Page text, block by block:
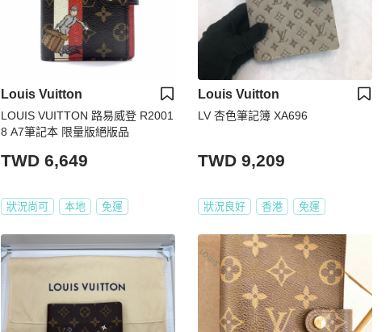
Louis Vuitton
LOUIS VUITTON 路易威登 R2001
8 A7筆記本 限量版絕版品
TWD 6,649
狀況尚可 本地 免運
Louis Vuitton
LV 杏色筆記簿 XA696
TWD 9,209
狀況良好 香港 免運